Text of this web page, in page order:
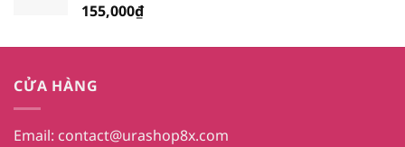
155,000₫
CỬA HÀNG
Email: contact@urashop8x.com